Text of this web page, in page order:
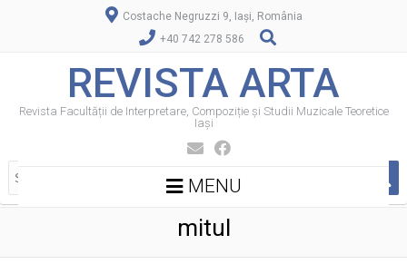
Costache Negruzzi 9, Iași, România
+40 742 278 586
REVISTA ARTA
Revista Facultății de Interpretare, Compoziție și Studii Muzicale Teoretice
Iași
MENU
mitul